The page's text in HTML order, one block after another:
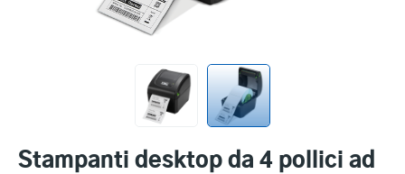
Stampanti desktop da 4 pollici ad